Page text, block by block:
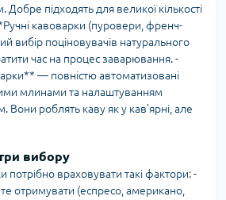
Добре підходять для великої кількості
кавоварки (пуровери, френч-
вибір поціновувачів натурального
час на процес заварювання. -
— повністю автоматизовані
млинами та налаштуванням
Вони роблять каву як у кав’ярні, але
вибору
потрібно враховувати такі фактори: -
отримувати (еспресо, американо,